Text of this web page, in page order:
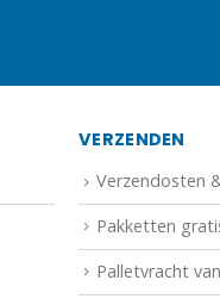
VERZENDEN
Verzendosten
Pakketten
Palletvracht